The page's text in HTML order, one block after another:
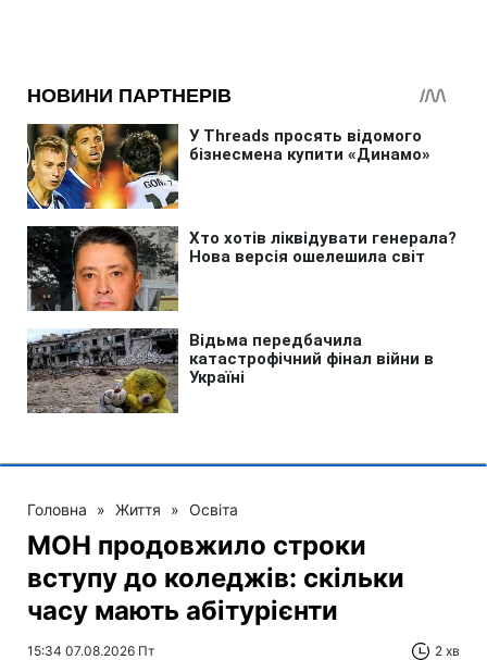
Головна » Життя » Освіта
МОН продовжило строки
вступу до коледжів: скільки
часу мають абітурієнти
15:34 07.08.2026 Пт 2 хв